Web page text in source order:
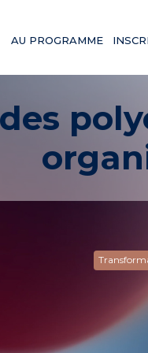
AU PROGRAMME
des